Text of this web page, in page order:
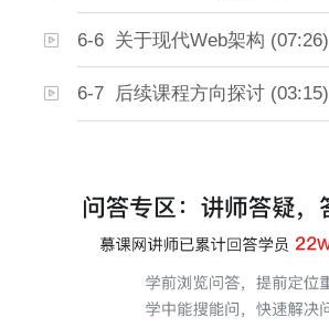
6-6 关于现代Web架构 (07:26)
6-7 后续课程方向探讨 (03:15)